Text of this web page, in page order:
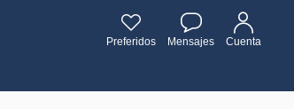
Preferidos Mensajes Cuenta